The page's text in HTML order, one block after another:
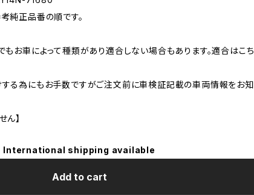
正品番の順です。
もお車によって種類があり適合しない場合もあります。適合はこち
る為にもお手数ですがご注文前に車検証記載の車両情報をお知
ん】
International shipping available
Add to cart